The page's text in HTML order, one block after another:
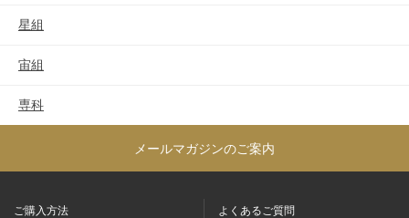
星組
宙組
専科
メールマガジンのご案内
ご購入方法
よくあるご質問